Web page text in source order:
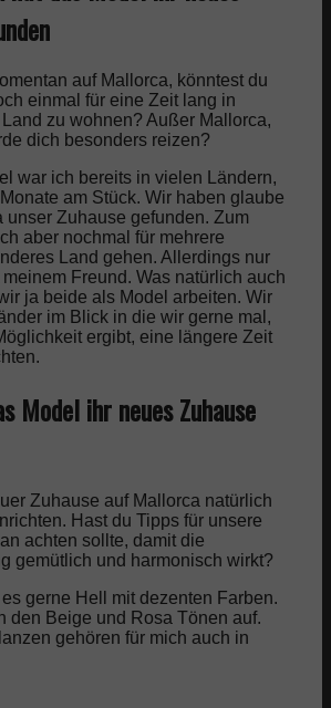
auf Mallorca, könntest du
einmal für eine Zeit lang in
zu wohnen? Außer Mallorca,
dich besonders reizen?
war ich bereits in vielen Ländern,
am Stück.Wir haben glaube
unser Zuhause gefunden. Zum
aber nochmal für mehrere
Land gehen. Allerdings nur
Freund. Was natürlich auch
ja beide als Model arbeiten. Wir
im Blick in die wir gerne mal,
ergibt, eine längere Zeit
Model ihr neues Zuhause
Zuhause auf Mallorca natürlich
Hast du Tipps für unsere
achten sollte, damit die
gemütlich und harmonisch wirkt?
gerne Hell mit dezenten Farben.
den Beige und Rosa Tönen auf.
gehören für mich auch in